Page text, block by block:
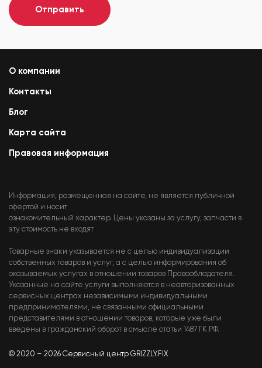
Отправить
О компании
Контакты
Блог
Карта сайта
Правовая информация
Информация, размещенная на сайте, не является публичной
офертой и носит
ознакомительный характер. Цены указаны за услугу, запчасти в
эту стоимость не входят
Товарные знаки указывается не с целью индивидуализации
собственных товаров и услуг, а с целью информирования об
оказываемых услугах в отношении товаров Правообладателя.
Указанные на сайте услуги выполняются в неавторизованных
сервисных центрах независимыми индивидуальными
предпринимателями, не связанными официальными
представителями в отношении товаров, которые уже были
введены в гражданский оборот в смысле статьи 1487 ГК РФ.
© 2020 – 2026 Сервисный центр GRIZZLY.FIX